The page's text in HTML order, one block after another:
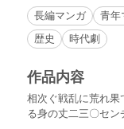
長編マンガ 青年
歴史
時代劇
作品内容
相次ぐ戦乱に荒れ果
る身の丈二三〇セ